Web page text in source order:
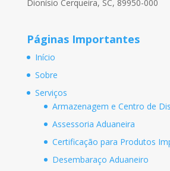
Dionísio Cerqueira, SC, 89950-000
Páginas Importantes
Início
Sobre
Serviços
Armazenagem e Centro de
Assessoria Aduaneira
Certificação para Produtos
Desembaraço Aduaneiro